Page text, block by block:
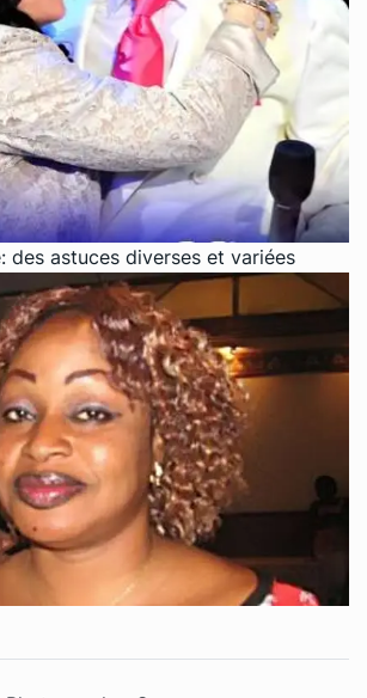
des astuces diverses et variées